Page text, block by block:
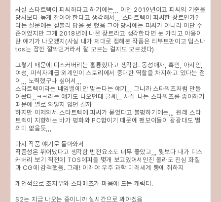
사실 스타트렉이 피씨하다고 하기에는,,, 이젠 2019년이고 피씨의 기준을
당시보다 높게 잡아야 한다고 생각해서,,, 스타트렉이 피씨한 장르인가?
라는 질문에는 섣불리 답을 못 했음 그야 당시에는 피씨가 아니라 이단 수
준이었지만 그게 2018년에 나온 장르라고 생각한다면 눈 가리고 아웅이
란 얘기가 나오겠지(사실 내가 제대로 접해본 작품은 리부트판이고 딥스나
tos는 잠깐 깔짝댄거라서 잘 모르는 걸지도 모르겠다)
그렇기 때문에 디스커버리는 훌륭했다고 생각함. 동성애자, 흑인, 아시안,
여성, 피식자계급 외계인이 스토리에서 중대한 역할을 차지하고 있다는 점
이,,, 노력했구나 싶어서,,,
스타트렉이라는 네임밸에 안 맞는다는 얘기,,, 그니까 스타워즈처럼 만들
어놨다,,ㅋㅋ라는 얘기도 나오던데 글쎄,,, 사실 나는 스타워즈를 좋아하기
때문에 별로 와닿지 않던 걸까
하지만 이제와서 스타트렉에 피씨가 묻었다고 불평하기에는,,, 원래 스타
트렉이 지향하는 바가 평화와 PC함이기 때문에 팬보이들이 광광대도 별
의미 없을듯,,,
다시 작품 얘기로 돌아와서
작품성은 뛰어났다고 생각함 반전요소도 너무 좋았고,,, 뭣보다 내가 디스
커버리 보기 직전에 TOS에피들 몇개 보고있어서인진 몰라도 진심 화질
과 CG에 감격했음. 그래! 이래야 우주 과학 미래세계 뽕에 취하지
개인적으로 조지우와 스타메츠가 마음에 드는 캐릭터.
S2는 지금 나오는 중이니까 실시간으로 봐야겠음